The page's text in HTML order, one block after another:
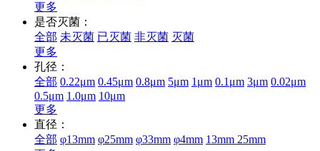
更多
是否灭菌：
全部 未灭菌 已灭菌 非灭菌 灭菌
更多
孔径：
全部 0.22μm 0.45μm 0.8μm 5μm 1μm 0.1μm 3μm 0.02μm
0.5μm 1.0μm 10μm
更多
直径：
全部 φ13mm φ25mm φ33mm φ4mm 13mm 25mm